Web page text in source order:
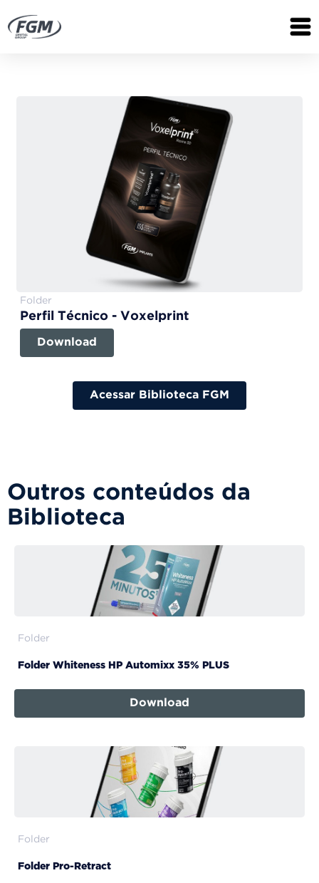
Folder
Perfil Técnico - Voxelprint
Download
Acessar Biblioteca FGM
Outros conteúdos da
Biblioteca
Folder
Folder Whiteness HP Automixx 35% PLUS
Download
Folder
Folder Pro-Retract